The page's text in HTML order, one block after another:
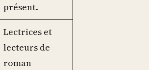
présent.
Lectrices et
lecteurs de
roman